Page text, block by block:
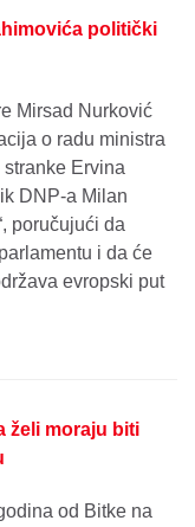
politički
Mirsad Nurković
o radu ministra
Ervina
DNP-a Milan
poručujući da
i da će
evropski put
želi moraju biti
od Bitke na